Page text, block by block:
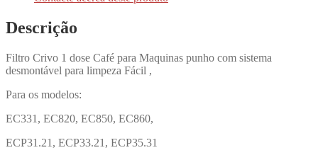
Descrição
Filtro Crivo 1 dose Café para Maquinas punho com sistema
desmontável para limpeza Fácil ,
Para os modelos:
EC331, EC820, EC850, EC860,
ECP31.21, ECP33.21, ECP35.31